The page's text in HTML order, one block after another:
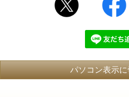
パソコン表示に